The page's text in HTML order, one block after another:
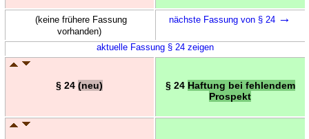
(keine frühere Fassung
vorhanden)
nächste Fassung von § 24 →
aktuelle Fassung § 24 zeigen
§ 24 (neu) § 24 Haftung bei fehlendem
Prospekt